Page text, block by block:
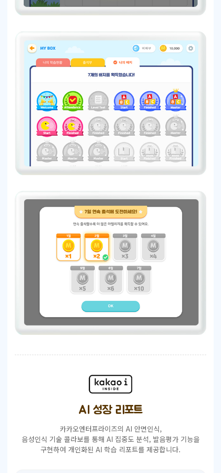
AI 성장 리포트
카카오엔터프라이즈의 AI 안면인식,
음성인식 기술 콜라보를 통해 AI 집중도 분석, 발음평가 기능을
구현하여 개인화된 AI 학습 리포트를 제공합니다.